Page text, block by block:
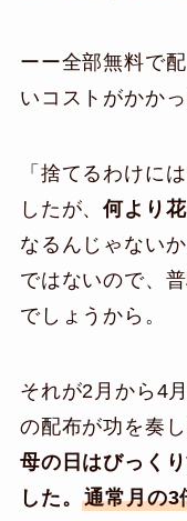
ーー全部無料で
いコストがかか
「捨てるわけに
したが、何より
なるんじゃない
ではないので、
でしょうから。
それが2月から4
の配布が功を奏
母の日はびっく
した。通常月の3